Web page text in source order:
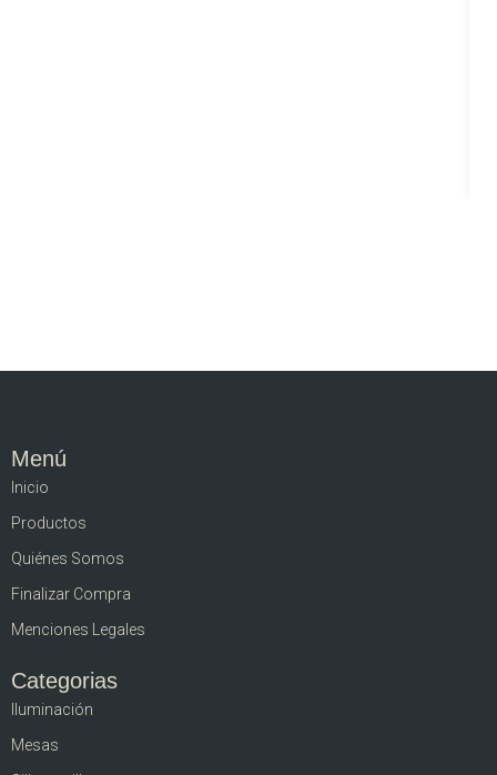
Menú
Inicio
Productos
Quiénes Somos
Finalizar Compra
Menciones Legales
Categorias
Iluminación
Mesas